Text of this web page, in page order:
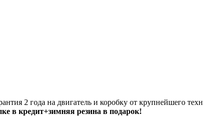
2 года на двигатель и коробку от крупнейшего
в кредит+зимняя резина в подарок!